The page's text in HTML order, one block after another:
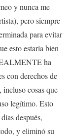
y nunca me
pero siempre
para evitar
esto estaría bien
ha
con derechos de
cosas que
legítimo. Esto
después,
y eliminó su